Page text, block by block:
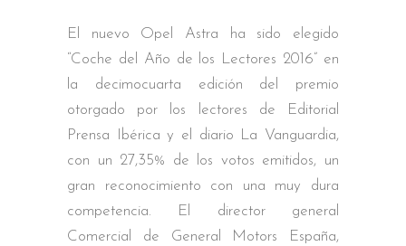
El nuevo Opel Astra ha sido elegido
“Coche del Año de los Lectores 2016” en
la decimocuarta edición del premio
otorgado por los lectores de Editorial
Prensa Ibérica y el diario La Vanguardia,
con un 27,35% de los votos emitidos, un
gran reconocimiento con una muy dura
competencia. El director general
Comercial de General Motors España,